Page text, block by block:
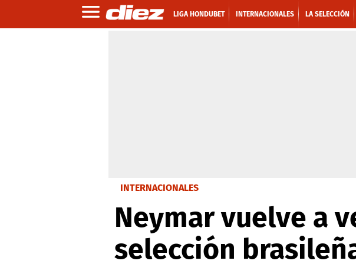
LIGA HONDUBET INTERNACIONALES LA SELECCIÓN
INTERNACIONALES
Neymar vuelve a
selección